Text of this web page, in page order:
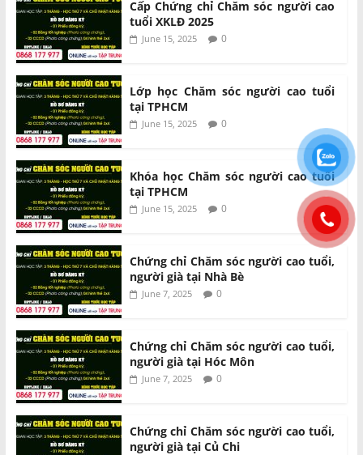
Cấp Chứng chỉ Chăm sóc người cao
tuổi XKLĐ 2025
June 15, 2025 0
Lớp học Chăm sóc người cao tuổi
tại TPHCM
June 15, 2025 0
Khóa học Chăm sóc người cao tuổi
tại TPHCM
June 15, 2025 0
Chứng chỉ Chăm sóc người cao tuổi,
người già tại Nhà Bè
June 7, 2025 0
Chứng chỉ Chăm sóc người cao tuổi,
người già tại Hóc Môn
June 7, 2025 0
Chứng chỉ Chăm sóc người cao tuổi,
người già tại Củ Chi